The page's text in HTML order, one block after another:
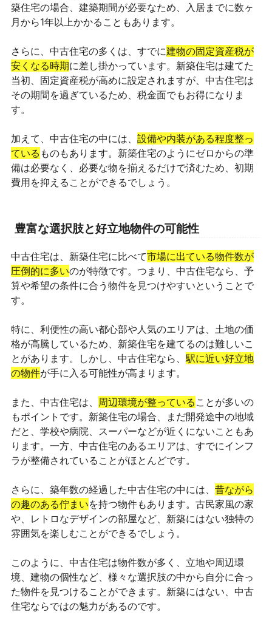
築住宅の場合、建築期間が必要なため、入居までに数ヶ
月から1年以上かかることもあります。
さらに、中古住宅の多くは、すでに建物の固定資産税が
安くなる時期に差し掛かっています。新築住宅は建てた
当初、固定資産税が高めに設定されますが、中古住宅は
その期間を過ぎているため、税金面でもお得になりま
す。
加えて、中古住宅の中には、 設備や内装がある程度整っ
ている ものもあります。新築住宅のようにゼロからの準
備は必要なく、必要な物を揃えるだけで済むため、初期
費用を抑えることができるでしょう。
豊富な選択肢と好立地物件の可能性
中古住宅は、新築住宅に比べて市場に出ている物件数が
圧倒的に多いのが特徴です。つまり、中古住宅なら、予
算や希望の条件に合う物件を見つけやすいということで
す。
特に、利便性の高い都心部や人気のエリアは、土地の価
格が高騰しているため、新築住宅を建てるのは難しいこ
とがあります。しかし、中古住宅なら、駅に近い好立地
の物件が手に入る可能性が高まります。
また、中古住宅は、 周辺環境が整っている ことが多いの
もポイントです。新築住宅の場合、まだ開発途中の地域
だと、学校や病院、スーパーなどが近くにないこともあ
ります。一方、中古住宅のあるエリアは、すでにインフ
ラが整備されていることがほとんどです。
さらに、築年数の経過した中古住宅の中には、 昔ながら
の趣のある佇まいを持つ物件もあります。古民家風の家
や、レトロなデザインの部屋など、新築にはない独特の
雰囲気を楽しむことができるでしょう。
このように、中古住宅は物件数が多く、立地や周辺環
境、建物の個性など、様々な選択肢の中から自分に合っ
た物件を見つけることができます。新築にはない、中古
住宅ならではの魅力があるのです。